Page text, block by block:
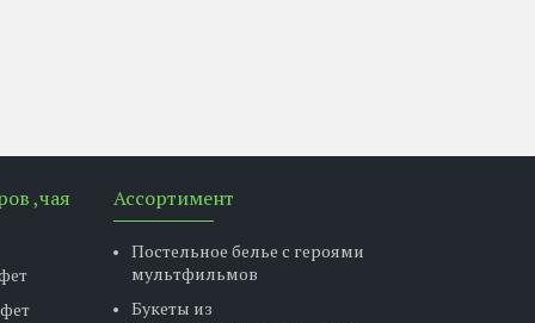
,чая
Ассортимент
Постельное белье с героями
мультфильмов
Букеты из